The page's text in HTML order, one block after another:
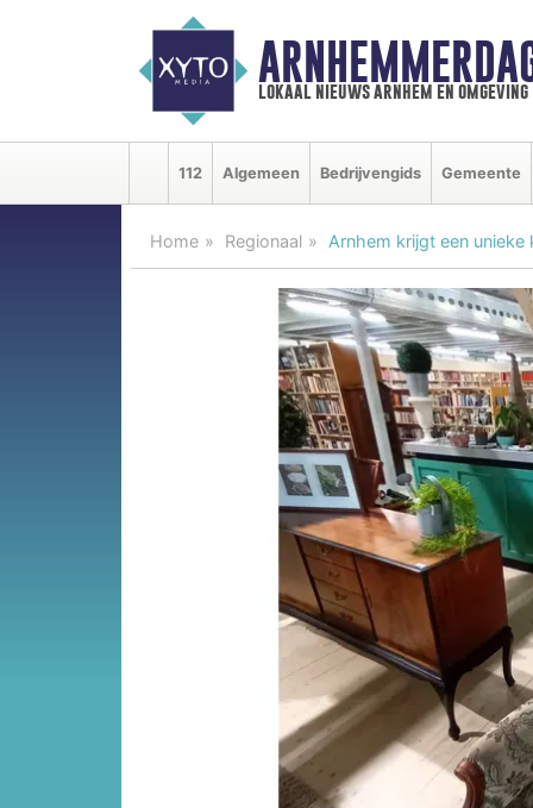
lokaal nieuws arnhem en omgeving
112 Algemeen Bedrijvengids Gemeente
Home Regionaal Arnhem krijgt een